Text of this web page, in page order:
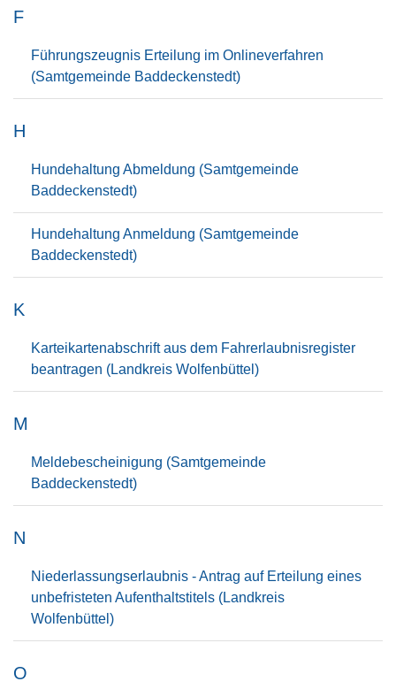
F
Führungszeugnis Erteilung im Onlineverfahren
(Samtgemeinde Baddeckenstedt)
H
Hundehaltung Abmeldung (Samtgemeinde
Baddeckenstedt)
Hundehaltung Anmeldung (Samtgemeinde
Baddeckenstedt)
K
Karteikartenabschrift aus dem Fahrerlaubnisregister
beantragen (Landkreis Wolfenbüttel)
M
Meldebescheinigung (Samtgemeinde
Baddeckenstedt)
N
Niederlassungserlaubnis - Antrag auf Erteilung eines
unbefristeten Aufenthaltstitels (Landkreis
Wolfenbüttel)
O